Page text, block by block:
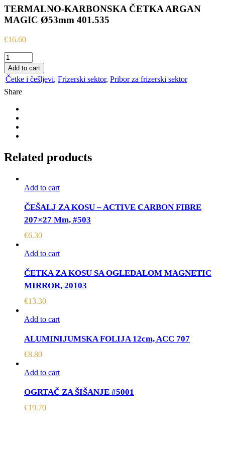
TERMALNO-KARBONSKA ČETKA ARGAN
MAGIC Ø53mm 401.535
€16.60
TERMALNO-
KARBONSKA
ČETKA
ARGAN
MAGIC
401.535
quantity
Add to cart
Četke i češljevi, Frizerski sektor, Pribor za frizerski sektor
Share
Related products
Add to cart
ČEŠALJ ZA KOSU – ACTIVE CARBON FIBRE
207×27 Mm, #503
€6.30
Add to cart
ČETKA ZA KOSU SA OGLEDALOM MAGNETIC
MIRROR, 20103
€13.30
Add to cart
ALUMINIJUMSKA FOLIJA 12cm, ACC 707
€8.80
Add to cart
OGRTAČ ZA ŠIŠANJE #5001
€19.70